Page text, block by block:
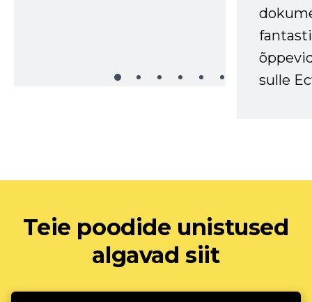
sulle
Teie poodide unistused
algavad siit